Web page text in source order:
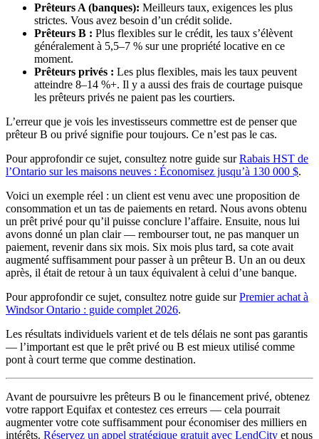
Prêteurs A (banques): Meilleurs taux, exigences les plus
strictes. Vous avez besoin d’un crédit solide.
Prêteurs B : Plus flexibles sur le crédit, les taux s’élèvent
généralement à 5,5–7 % sur une propriété locative en ce
moment.
Prêteurs privés : Les plus flexibles, mais les taux peuvent
atteindre 8–14 %+. Il y a aussi des frais de courtage puisque
les prêteurs privés ne paient pas les courtiers.
L’erreur que je vois les investisseurs commettre est de penser que
prêteur B ou privé signifie pour toujours. Ce n’est pas le cas.
Pour approfondir ce sujet, consultez notre guide surRabais HST de
l’Ontario sur les maisons neuves : Économisez jusqu’à 130 000 $.
Voici un exemple réel : un client est venu avec une proposition de
consommation et un tas de paiements en retard. Nous avons obtenu
un prêt privé pour qu’il puisse conclure l’affaire. Ensuite, nous lui
avons donné un plan clair — rembourser tout, ne pas manquer un
paiement, revenir dans six mois. Six mois plus tard, sa cote avait
augmenté suffisamment pour passer à un prêteur B. Un an ou deux
après, il était de retour à un taux équivalent à celui d’une banque.
Pour approfondir ce sujet, consultez notre guide surPremier achat à
Windsor Ontario : guide complet 2026.
Les résultats individuels varient et de tels délais ne sont pas garantis
— l’important est que le prêt privé ou B est mieux utilisé comme
pont à court terme que comme destination.
Avant de poursuivre les prêteurs B ou le financement privé, obtenez
votre rapport Equifax et contestez ces erreurs — cela pourrait
augmenter votre cote suffisamment pour économiser des milliers en
intérêts. Réservez un appel stratégique gratuit avec LendCity et nous